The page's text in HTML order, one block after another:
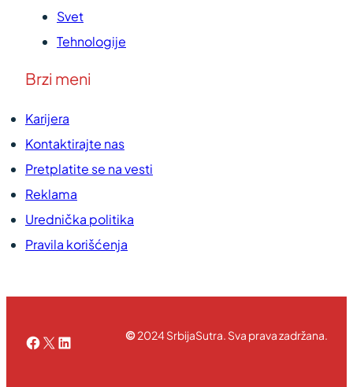
Svet
Tehnologije
Brzi meni
Karijera
Kontaktirajte nas
Pretplatite se na vesti
Reklama
Urednička politika
Pravila korišćenja
Facebook
X LinkedIn©2024 SrbijaSutra. Sva prava zadržana.